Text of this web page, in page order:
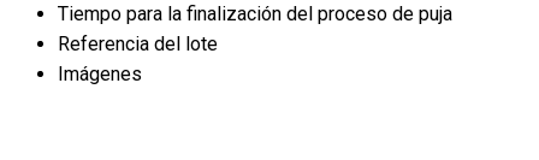
Tiempo para la finalización del proceso de puja
Referencia del lote
Imágenes